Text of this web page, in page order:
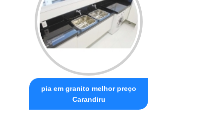
pia em granito melhor preço
Carandiru